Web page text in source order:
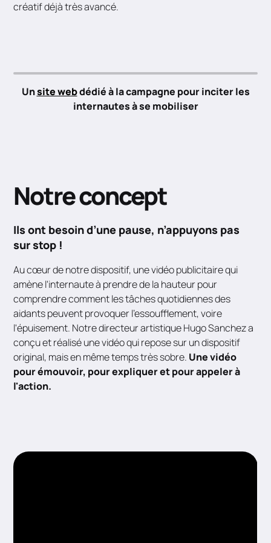
créatif déjà très avancé.
Unsite webdédié à la campagne pour inciter les
internautes à se mobiliser
Notre concept
Ils ont besoin d’une pause, n’appuyons pas
sur stop !
Au cœur de notre dispositif, une vidéo publicitaire qui
amène l'internaute à prendre de la hauteur pour
comprendre comment les tâches quotidiennes des
aidants peuvent provoquer l'essoufflement, voire
l'épuisement. Notre directeur artistique Hugo Sanchez a
conçu et réalisé une vidéo qui repose sur un dispositif
original, mais en même temps très sobre. Une vidéo
pour émouvoir, pour expliquer et pour appeler à
l'action.